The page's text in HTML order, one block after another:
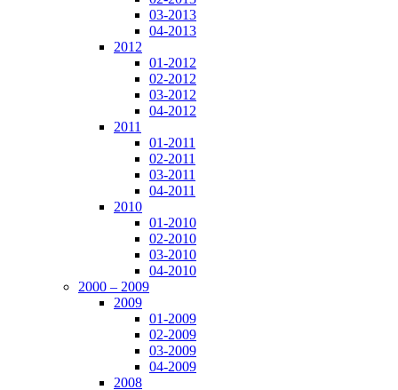
03-2013
04-2013
2012
01-2012
02-2012
03-2012
04-2012
2011
01-2011
02-2011
03-2011
04-2011
2010
01-2010
02-2010
03-2010
04-2010
2000 – 2009
2009
01-2009
02-2009
03-2009
04-2009
2008